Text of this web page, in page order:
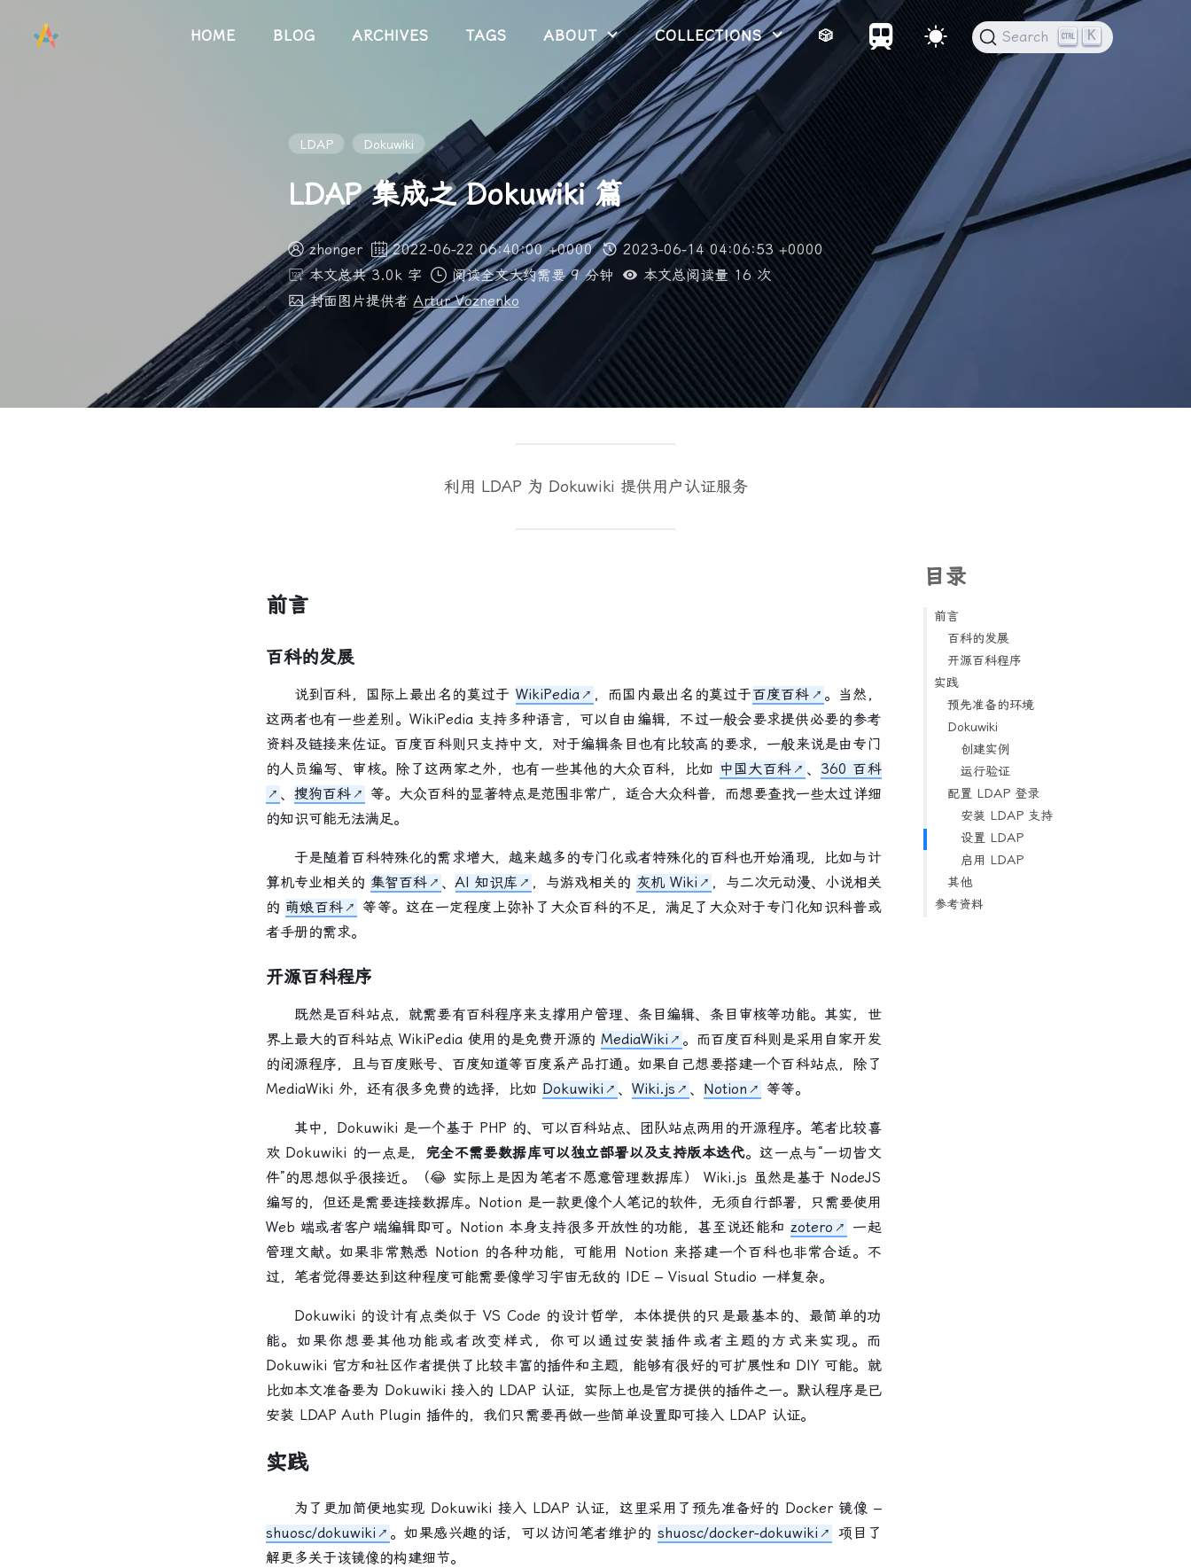
HOME BLOG ARCHIVES TAGS ABOUT COLLECTIONS 🎲 Search K
LDAP Dokuwiki
LDAP 集成之 Dokuwiki 篇
zhonger 2022-06-22 06:40:00 +0000
2023-06-14 04:06:53 +0000
本文总共 3.0k 字
阅读全文大约需要 9 分钟 本文总阅读量16次
封面图片提供者Artur Voznenko
利用 LDAP 为 Dokuwiki 提供用户认证服务
前言
百科的发展
说到百科，国际上最出名的莫过于 WikiPedia ，而国内最出名的莫过于百度百科
。当然，
这两者也有一些差别。WikiPedia 支持多种语言，可以自由编辑，不过一般会要求提供必要的参考
资料及链接来佐证。百度百科则只支持中文，对于编辑条目也有比较高的要求，一般来说是由专门
的人员编写、审核。除了这两家之外，也有一些其他的大众百科，比如 中国大百科 、 360 百科
、 搜狗百科
等。大众百科的显著特点是范围非常广，适合大众科普，而想要查找一些太过详细
的知识可能无法满足。
于是随着百科特殊化的需求增大，越来越多的专门化或者特殊化的百科也开始涌现，比如与计
算机专业相关的 集智百科 、AI 知识库 ，与游戏相关的 灰机 Wiki
，与二次元动漫、小说相关
的 萌娘百科
等等。这在一定程度上弥补了大众百科的不足，满足了大众对于专门化知识科普或
者手册的需求。
开源百科程序
既然是百科站点，就需要有百科程序来支撑用户管理、条目编辑、条目审核等功能。其实，世
界上最大的百科站点 WikiPedia 使用的是免费开源的MediaWiki
。而百度百科则是采用自家开发
的闭源程序，且与百度账号、百度知道等百度系产品打通。如果自己想要搭建一个百科站点，除了
MediaWiki 外，还有很多免费的选择，比如 Dokuwiki 、 Wiki.js 、 Notion 等等。
其中，Dokuwiki 是一个基于 PHP 的、可以百科站点、团队站点两用的开源程序。笔者比较喜
欢 Dokuwiki 的一点是，
完全不需要数据库可以独立部署以及支持版本迭代。这一点与“一切皆文
件”的思想似乎很接近。（😂 实际上是因为笔者不愿意管理数据库） Wiki.js 虽然是基于 NodeJS
编写的，但还是需要连接数据库。Notion 是一款更像个人笔记的软件，无须自行部署，只需要使用
Web 端或者客户端编辑即可。Notion 本身支持很多开放性的功能，甚至说还能和 zotero
一起
管理文献。如果非常熟悉 Notion 的各种功能，可能用 Notion 来搭建一个百科也非常合适。不
过，笔者觉得要达到这种程度可能需要像学习宇宙无敌的 IDE – Visual Studio 一样复杂。
Dokuwiki 的设计有点类似于 VS Code 的设计哲学，本体提供的只是最基本的、最简单的功
能。如果你想要其他功能或者改变样式，你可以通过安装插件或者主题的方式来实现。而
Dokuwiki 官方和社区作者提供了比较丰富的插件和主题，能够有很好的可扩展性和 DIY 可能。就
比如本文准备要为 Dokuwiki 接入的 LDAP 认证，实际上也是官方提供的插件之一。默认程序是已
安装 LDAP Auth Plugin 插件的，我们只需要再做一些简单设置即可接入 LDAP 认证。
实践
为了更加简便地实现 Dokuwiki 接入 LDAP 认证，这里采用了预先准备好的 Docker 镜像 –
shuosc/dokuwiki
。如果感兴趣的话，可以访问笔者维护的shuosc/docker-dokuwiki
项目了
解更多关于该镜像的构建细节。
目录
前言
百科的发展
开源百科程序
实践
预先准备的环境
Dokuwiki
创建实例
运行验证
配置 LDAP 登录
安装 LDAP 支持
设置 LDAP
启用 LDAP
其他
参考资料